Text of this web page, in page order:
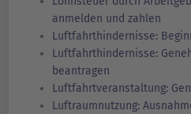
anmelden und zahlen
Luftfahrthindernisse:
Luftfahrthindernisse:
beantragen
Luftfahrtveranstaltung:
Luftraumnutzung: